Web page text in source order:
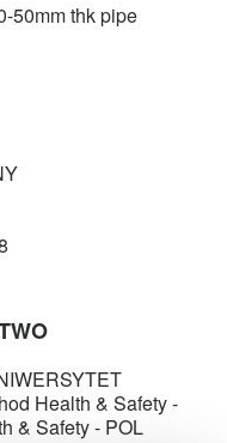
50mm thk pipe
Health & Safety -
& Safety - POL